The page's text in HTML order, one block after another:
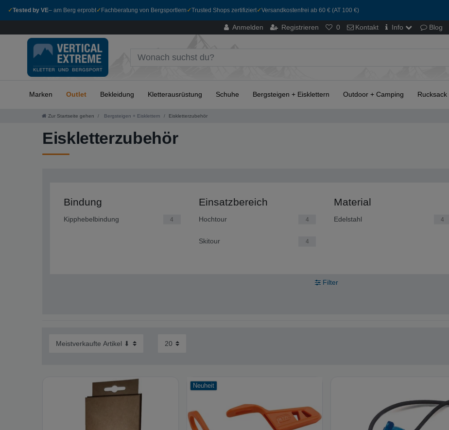
✓Tested by VE– am Berg erprobt✓ Fachberatung von Bergsportlern ✓Trusted Shops zertifiziert✓Versandkostenfrei ab 60 € (AT 100 €)
Anmelden Registrieren 0 Kontakt Info Blog
Marken Outlet Bekleidung Kletterausrüstung Schuhe Bergsteigen + Eisklettern Outdoor + Camping Rucksack
Zur Startseite gehen Bergsteigen + Eisklettern Eiskletterzubehör
Eiskletterzubehör
Bindung
Kipphebelbindung 4
Einsatzbereich
Hochtour 4
Skitour 4
Material
Edelstahl 4
Filter
Neuheit